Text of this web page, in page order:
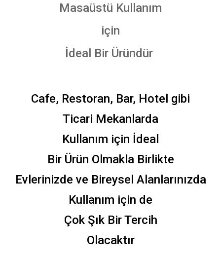
Masaüstü Kullanım
için
İdeal Bir Üründür
Cafe, Restoran, Bar, Hotel gibi
Ticari Mekanlarda
Kullanım için İdeal
Bir Ürün Olmakla Birlikte
Evlerinizde ve Bireysel Alanlarınızda
Kullanım için de
Çok Şık Bir Tercih
Olacaktır